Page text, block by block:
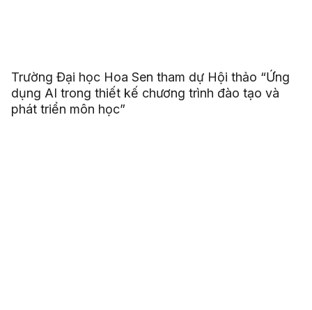
Trường Đại học Hoa Sen tham dự Hội thảo “Ứng
dụng AI trong thiết kế chương trình đào tạo và
phát triển môn học”